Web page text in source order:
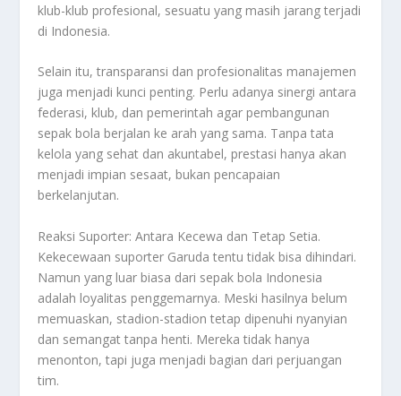
klub-klub profesional, sesuatu yang masih jarang terjadi
di Indonesia.
Selain itu, transparansi dan profesionalitas manajemen
juga menjadi kunci penting. Perlu adanya sinergi antara
federasi, klub, dan pemerintah agar pembangunan
sepak bola berjalan ke arah yang sama. Tanpa tata
kelola yang sehat dan akuntabel, prestasi hanya akan
menjadi impian sesaat, bukan pencapaian
berkelanjutan.
Reaksi Suporter: Antara Kecewa dan Tetap Setia.
Kekecewaan suporter Garuda tentu tidak bisa dihindari.
Namun yang luar biasa dari sepak bola Indonesia
adalah loyalitas penggemarnya. Meski hasilnya belum
memuaskan, stadion-stadion tetap dipenuhi nyanyian
dan semangat tanpa henti. Mereka tidak hanya
menonton, tapi juga menjadi bagian dari perjuangan
tim.